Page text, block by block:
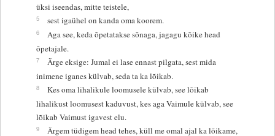
üksi iseendas, mitte teistele,
5 sest igaühel on kanda oma koorem.
6
Aga see, keda õpetatakse sõnaga, jagagu kõike head
õpetajale.
7
Ärge eksige: Jumal ei lase ennast pilgata, sest mida
inimene iganes külvab, seda ta ka lõikab.
8
Kes oma lihalikule loomusele külvab, see lõikab
lihalikust loomusest kaduvust, kes aga Vaimule külvab, see
lõikab Vaimust igavest elu.
9 Ärgem tüdigem head tehes, küll me omal ajal ka lõikame,